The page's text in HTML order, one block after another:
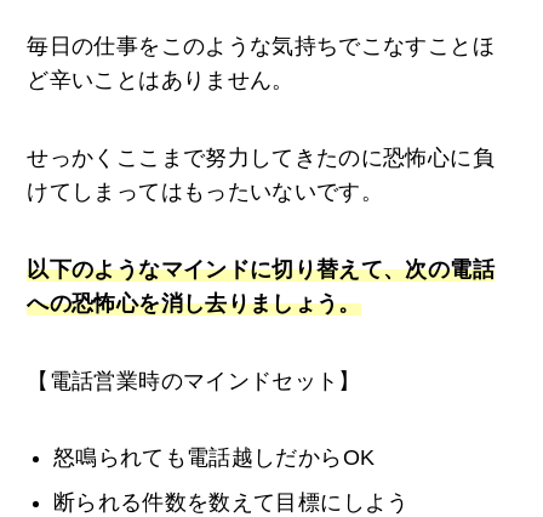
毎日の仕事をこのような気持ちでこなすことほ
ど辛いことはありません。
せっかくここまで努力してきたのに恐怖心に負
けてしまってはもったいないです。
以下のようなマインドに切り替えて、次の電話
への恐怖心を消し去りましょう。
【電話営業時のマインドセット】
怒鳴られても電話越しだからOK
断られる件数を数えて目標にしよう